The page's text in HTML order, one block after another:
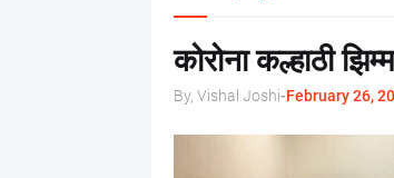
कोरोना कल्हाठी
By, Vishal Joshi-February 26,